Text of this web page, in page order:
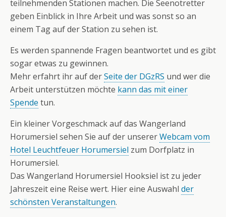
teilnehmenden Stationen machen. Die Seenotretter
geben Einblick in Ihre Arbeit und was sonst so an
einem Tag auf der Station zu sehen ist.
Es werden spannende Fragen beantwortet und es gibt
sogar etwas zu gewinnen.
Mehr erfahrt ihr auf derSeite der DGzRS und wer die
Arbeit unterstützen möchte kann das mit einer
Spende tun.
Ein kleiner Vorgeschmack auf das Wangerland
Horumersiel sehen Sie auf der unsererWebcam vom
Hotel Leuchtfeuer Horumersiel zum Dorfplatz in
Horumersiel.
Das Wangerland Horumersiel Hooksiel ist zu jeder
Jahreszeit eine Reise wert. Hier eine Auswahl der
schönsten Veranstaltungen.